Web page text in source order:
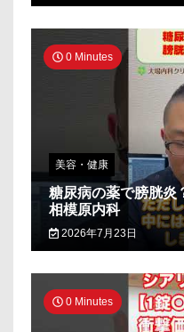
0 Minutes
美容・健康
糖尿病の薬で膀胱炎
相模原内科
2026年7月23日
0 Minutes